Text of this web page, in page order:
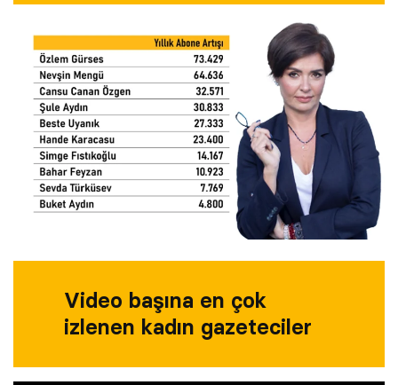
Video başına en çok
izlenen kadın gazeteciler